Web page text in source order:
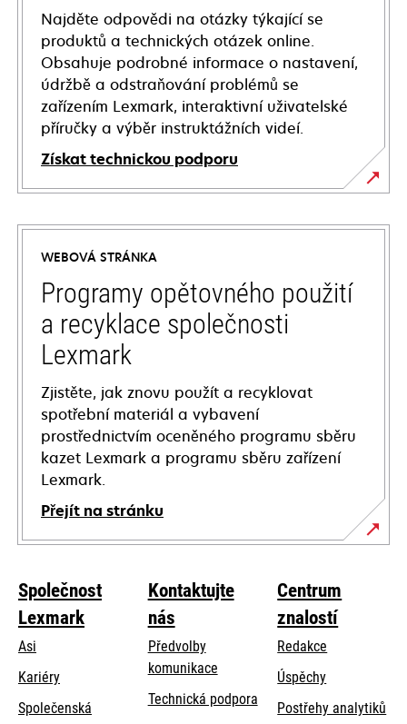
Najděte odpovědi na otázky týkající se
produktů a technických otázek online.
Obsahuje podrobné informace o nastavení,
údržbě a odstraňování problémů se
zařízením Lexmark, interaktivní uživatelské
příručky a výběr instruktážních videí.
Získat technickou podporu
opens
in
new
tab
WEBOVÁ STRÁNKA
Programy opětovného použití
a recyklace společnosti
Lexmark
Zjistěte, jak znovu použít a recyklovat
spotřební materiál a vybavení
prostřednictvím oceněného programu sběru
kazet Lexmark a programu sběru zařízení
Lexmark.
Přejít na stránku
Společnost
Lexmark
Asi
Kariéry
Společenská
Kontaktujte
nás
Předvolby
komunikace
Technická podporaopens
Centrum
znalostí
Redakce
Úspěchy
Postřehy analytiků